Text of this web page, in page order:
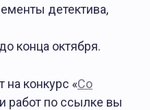
детектива,
конца октября.
конкурс «Со
работ по ссылке вы